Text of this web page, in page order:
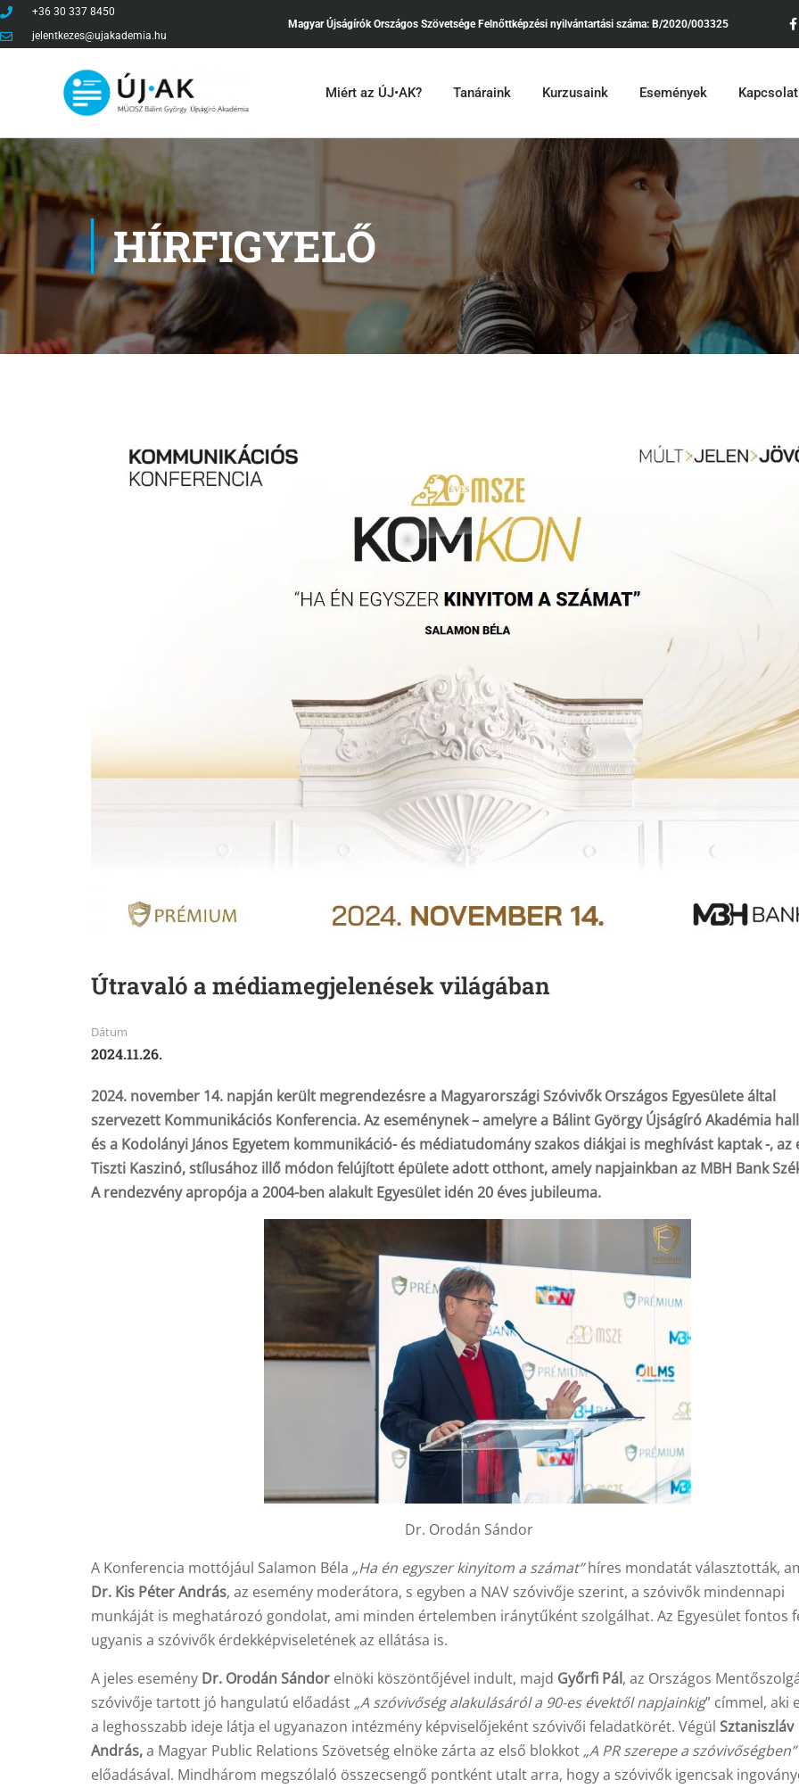
+36 30 337 8450
jelentkezes@ujakademia.hu
Magyar Újságírók Országos SzövetségeFelnőttképzési nyilvántartási száma: B/2020/003325
Miért az ÚJ•AK? Tanáraink Kurzusaink Események Kapcsolat
HÍRFIGYELŐ
Útravaló a médiamegjelenések világában
Dátum
2024.11.26.
2024. november 14. napján került megrendezésre a Magyarországi Szóvivők Országos Egyesülete által
szervezett Kommunikációs Konferencia. Az eseménynek – amelyre a Bálint György Újságíró Akadémia
és a Kodolányi János Egyetem kommunikáció- és médiatudomány szakos diákjai is meghívást kaptak -, az
Tiszti Kaszinó, stílusához illő módon felújított épülete adott otthont, amely napjainkban az MBH Bank
A rendezvény apropója a 2004-ben alakult Egyesület idén 20 éves jubileuma.
Dr. Orodán Sándor
A Konferencia mottójául Salamon Béla „Ha én egyszer kinyitom a számat”híres mondatát választották,
Dr. Kis Péter András, az esemény moderátora, s egyben a NAV szóvivője szerint, a szóvivők mindennapi
munkáját is meghatározó gondolat, ami minden értelemben iránytűként szolgálhat. Az Egyesület fontos
ugyanis a szóvivők érdekképviseletének az ellátása is.
A jeles esemény Dr. Orodán Sándor elnöki köszöntőjével indult, majd Győrfi Pál, az Országos
szóvivője tartott jó hangulatú előadást „A szóvivőség alakulásáról a 90-es évektől napjainkig” címmel, aki
a leghosszabb ideje látja el ugyanazon intézmény képviselőjeként szóvivői feladatkörét. Végül Sztaniszláv
András,a Magyar Public Relations Szövetség elnöke zárta az első blokkot „A PR szerepe a szóvivőségben”
előadásával. Mindhárom megszólaló összecsengő pontként utalt arra, hogy a szóvivők igencsak